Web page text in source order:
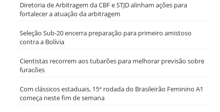
Diretoria de Arbitragem da CBF e STJD alinham ações para
fortalecer a atuação da arbitragem
Seleção Sub-20 encerra preparação para primeiro amistoso
contra a Bolívia
Cientistas recorrem aos tubarões para melhorar previsão sobre
furacões
Com clássicos estaduais, 15ª rodada do Brasileirão Feminino A1
começa neste fim de semana